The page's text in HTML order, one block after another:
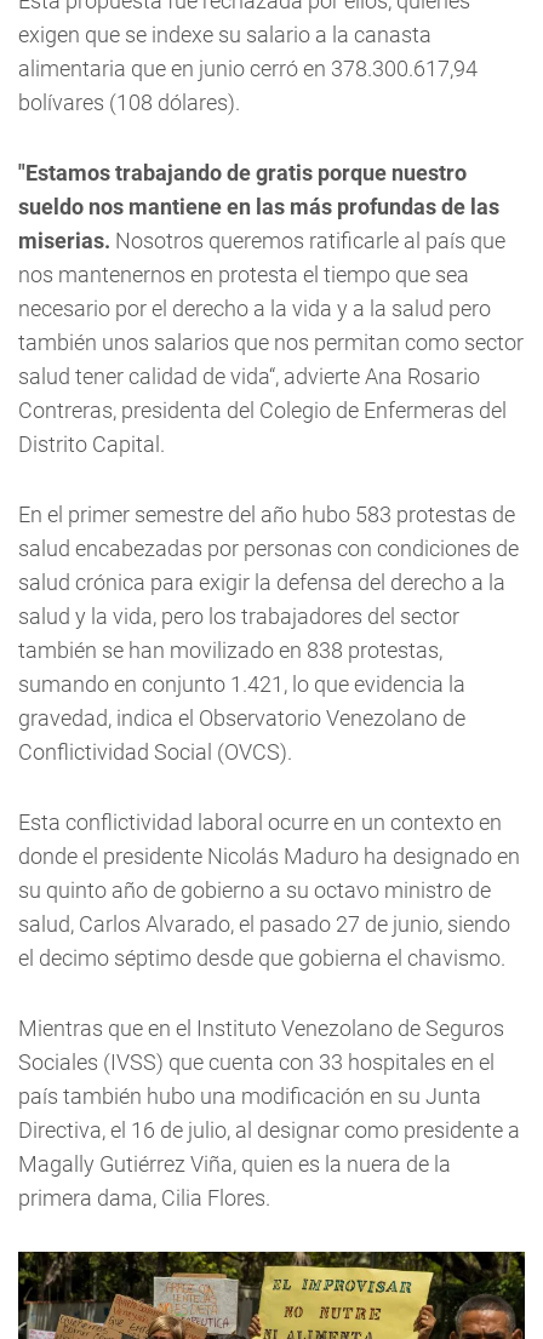
exigen que se indexe su salario a la canasta
alimentaria que en junio cerró en 378.300.617,94
bolívares (108 dólares).
"Estamos trabajando de gratis porque nuestro
sueldo nos mantiene en las más profundas de las
miserias. Nosotros queremos ratificarle al país que
nos mantenernos en protesta el tiempo que sea
necesario por el derecho a la vida y a la salud pero
también unos salarios que nos permitan como sector
salud tener calidad de vida“, advierte Ana Rosario
Contreras, presidenta del Colegio de Enfermeras del
Distrito Capital.
En el primer semestre del año hubo 583 protestas de
salud encabezadas por personas con condiciones de
salud crónica para exigir la defensa del derecho a la
salud y la vida, pero los trabajadores del sector
también se han movilizado en 838 protestas,
sumando en conjunto 1.421, lo que evidencia la
gravedad, indica el Observatorio Venezolano de
Conflictividad Social (OVCS).
Esta conflictividad laboral ocurre en un contexto en
donde el presidente Nicolás Maduro ha designado en
su quinto año de gobierno a su octavo ministro de
salud, Carlos Alvarado, el pasado 27 de junio, siendo
el decimo séptimo desde que gobierna el chavismo.
Mientras que en el Instituto Venezolano de Seguros
Sociales (IVSS) que cuenta con 33 hospitales en el
país también hubo una modificación en su Junta
Directiva, el 16 de julio, al designar como presidente a
Magally Gutiérrez Viña, quien es la nuera de la
primera dama, Cilia Flores.